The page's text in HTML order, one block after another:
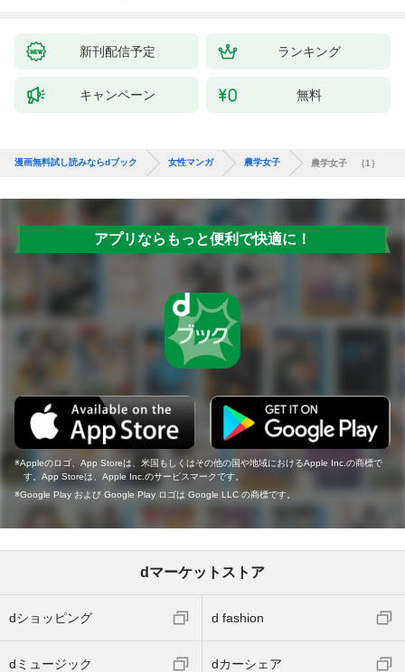
新刊配信予定 ランキング
キャンペーン 無料
漫画無料試し読みならdブック 女性マンガ 農学女子 農学女子 （1）
アプリならもっと便利で快適に！
Appleのロゴ、App Storeは、米国もしくはその他の国や地域におけるApple Inc.の商標で
す。App Storeは、Apple Inc.のサービスマークです。
Google Play および Google Play ロゴは Google LLC の商標です。
dマーケットストア
dショッピング d fashion
dミュージック dカーシェア